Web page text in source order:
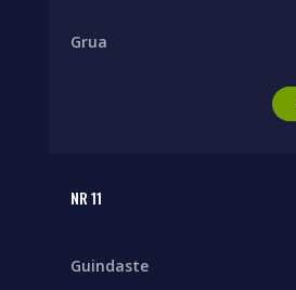
Grua
NR 11
Guindaste